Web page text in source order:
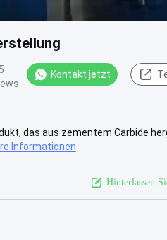
Kontakt jetzt
das aus zementem Carbide
Informationen
Hinterlassen